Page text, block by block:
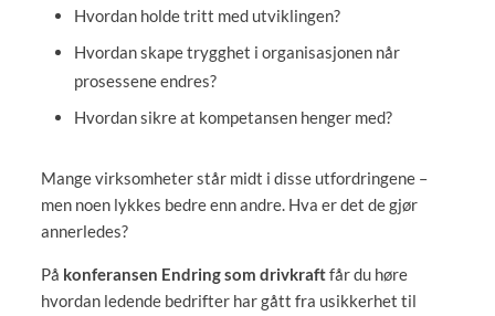
Hvordan holde tritt med utviklingen?
Hvordan skape trygghet i organisasjonen når
prosessene endres?
Hvordan sikre at kompetansen henger med?
Mange virksomheter står midt i disse utfordringene –
men noen lykkes bedre enn andre. Hva er det de gjør
annerledes?
På konferansen Endring som drivkraftfår du høre
hvordan ledende bedrifter har gått fra usikkerhet til